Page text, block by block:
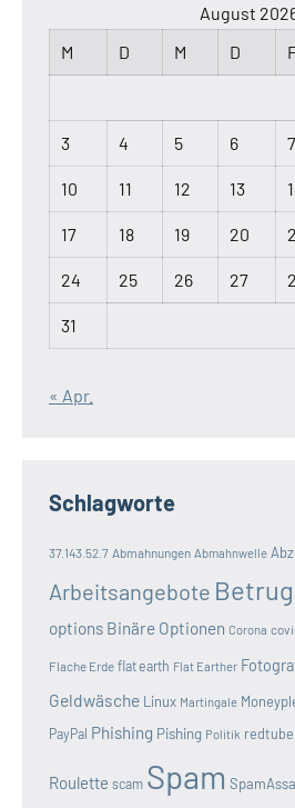
August
M
D M D
3 4 5 6 7
10 11 12 13
17 18 19 20
24 25 26 27
31
« Apr.
Schlagworte
37.143.52.7 Abmahnungen Abmahnwelle
Arbeitsangebote Betrug
options Binäre Optionen Corona
Flache Erde flat earth Flat Earther
Geldwäsche Linux Martingale
PayPal Phishing Pishing Politik redtube
Roulette scam Spam